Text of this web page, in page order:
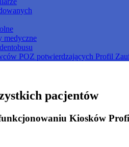
medyczne
POZ potwierdzających Profil
pacjentów
Kiosków